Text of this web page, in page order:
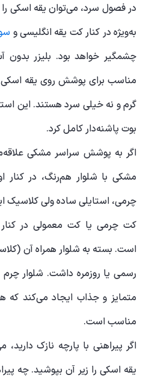
در فصول سرد، می‌توان یقه اسکی
به‌ویژه در کنار کت یقه‌ انگلیسی و
چشمگیر خواهد بود. بلیزر بدون
مناسب برای پوشش روی یقه
گرم و نه خیلی سرد هستند. این
بوت پاشنه‌دار کامل کرد.
اگر به پوشش سراسر مشکی
مشکی با شلوار هم‌رنگ، در کنار
چرمی، استایلی ساده ولی کلاسیک
کت چرمی یا کت معمولی در کنار
است. بسته به شلوار همراه آن
رسمی یا روزمره داشت. شلوار چرم
متمایز و جذاب ایجاد می‌کند که
مناسب است.
اگر پیراهنی با پارچه نازک
یقه اسکی را زیر آن بپوشید. چه